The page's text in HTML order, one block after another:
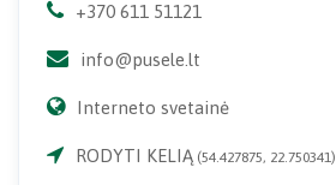
+370 611 51121
info@pusele.lt
Interneto svetainė
RODYTI KELIĄ(54.427875, 22.750341)